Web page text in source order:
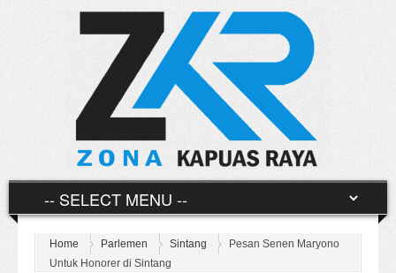
Home Parlemen Sintang
Pesan Senen Maryono
Untuk Honorer di Sintang